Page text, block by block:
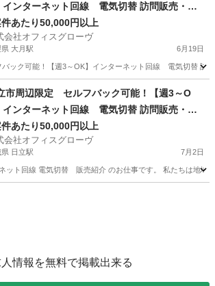
インターネット回線 電気切替 訪問販売・紹
あたり50,000円以上
会社オフィスグローヴ
県 大月駅 6月19日
ック可能！【週3～OK】インターネット回線 電気切替 訪
大月駅 営業 セルフ
市周辺限定 セルフバック可能！【週3～O
インターネット回線 電気切替 訪問販売・紹
あたり50,000円以上
会社オフィスグローヴ
日立駅 7月2日
ット回線 電気切替 販売紹介 のお仕事です。 私たちは地
情報を無料で掲載出来る